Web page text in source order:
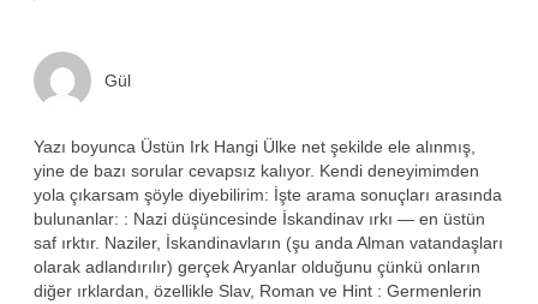
Gül
Yazı boyunca Üstün Irk Hangi Ülke net şekilde ele alınmış,
yine de bazı sorular cevapsız kalıyor. Kendi deneyimimden
yola çıkarsam şöyle diyebilirim: İşte arama sonuçları arasında
bulunanlar: : Nazi düşüncesinde İskandinav ırkı — en üstün
saf ırktır. Naziler, İskandinavların (şu anda Alman vatandaşları
olarak adlandırılır) gerçek Aryanlar olduğunu çünkü onların
diğer ırklardan, özellikle Slav, Roman ve Hint : Germenlerin